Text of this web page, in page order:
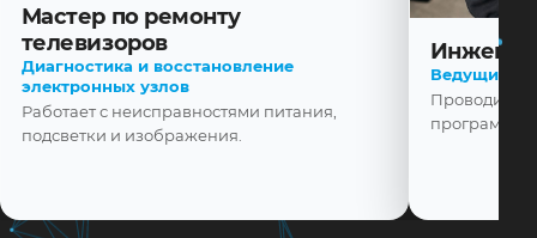
Мастер по ремонту
телевизоров
Диагностика и восстановление
электронных узлов
Работает с неисправностями питания,
подсветки и изображения.
Ведущий
Проводит